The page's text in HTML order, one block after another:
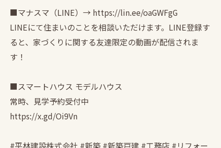
■マナスマ（LINE）→ https://lin.ee/oaGWFgG
LINEにて住まいのことを相談いただけます。LINE登録す
ると、家づくりに関する友達限定の動画が配信されま
す！
■スマートハウス モデルハウス
常時、見学予約受付中
https://x.gd/Oi9Vn
#平林建設株式会社 #新築 #新築戸建 #工務店 #リフォー